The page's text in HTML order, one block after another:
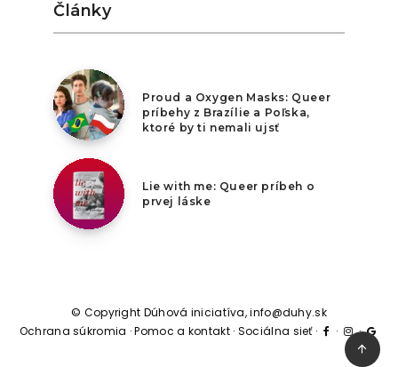
Články
Proud a Oxygen Masks: Queer
príbehy z Brazílie a Poľska,
ktoré by ti nemali ujsť
Lie with me: Queer príbeh o
prvej láske
© Copyright Dúhová iniciatíva, info@duhy.sk
Ochrana súkromia ·Pomoc a kontakt· Sociálna sieť· · ·